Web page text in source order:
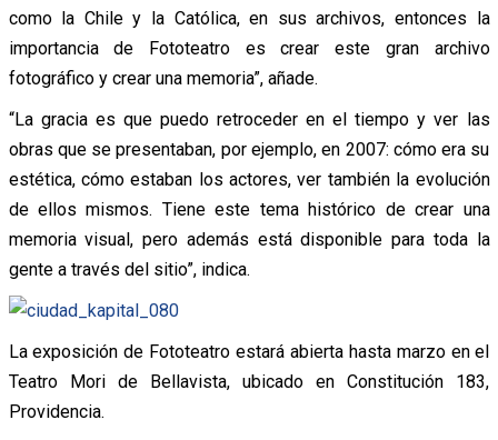
como la Chile y la Católica, en sus archivos, entonces la
importancia de Fototeatro es crear este gran archivo
fotográfico y crear una memoria”, añade.
“La gracia es que puedo retroceder en el tiempo y ver las
obras que se presentaban, por ejemplo, en 2007: cómo era su
estética, cómo estaban los actores, ver también la evolución
de ellos mismos. Tiene este tema histórico de crear una
memoria visual, pero además está disponible para toda la
gente a través del sitio”, indica.
La exposición de Fototeatro estará abierta hasta marzo en el
Teatro Mori de Bellavista, ubicado en Constitución 183,
Providencia.